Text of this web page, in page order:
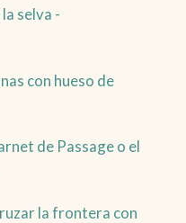
selva -
con hueso de
de Passage o el
la frontera con